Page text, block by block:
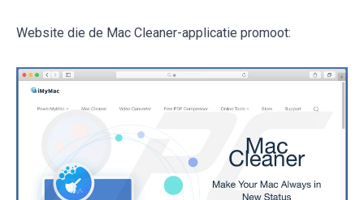
Website die de Mac Cleaner-applicatie promoot: